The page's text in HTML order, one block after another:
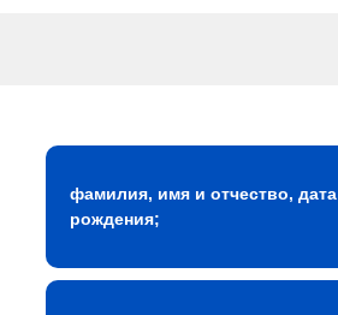
фамилия, имя и отчество, дата
рождения;